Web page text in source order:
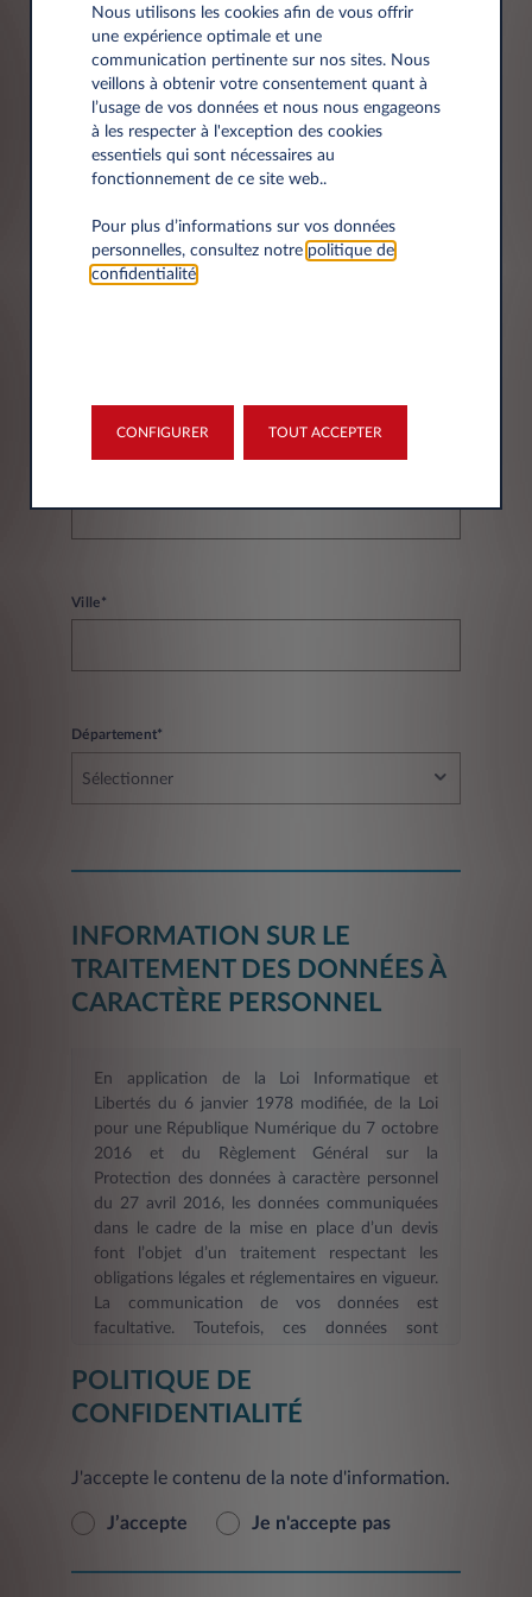
Société*
Ville*
Département*
Sélectionner
INFORMATION SUR LE
TRAITEMENT DES DONNÉES À
CARACTÈRE PERSONNEL
En application de la Loi Informatique et
Libertés du 6 janvier 1978 modifiée, de la Loi
pour une République Numérique du 7 octobre
2016 et du Règlement Général sur la
Protection des données à caractère personnel
du 27 avril 2016, les données communiquées
dans le cadre de la mise en place d’un devis
font l’objet d’un traitement respectant les
obligations légales et réglementaires en vigueur.
La communication de vos données est
facultative. Toutefois, ces données sont
d’information et/ou de devis en ligne. La durée
de validité des informations fournies est de six
mois
. Les informations indispensables à
demande d’information et/ou constituer votre
signalées par un astérisque. En l’absence de ces
pas être pris en compte et vous ne pourrez pas
POLITIQUE DE
CONFIDENTIALITÉ
J'accepte le contenu de la note d'information.
J’accepte Je n'accepte pas
Nous utilisons les cookies afin de vous offrir
une expérience optimale et une
communication pertinente sur nos sites. Nous
veillons à obtenir votre consentement quant à
l’usage de vos données et nous nous engageons
à les respecter à l'exception des cookies
essentiels qui sont nécessaires au
fonctionnement de ce site web..
Pour plus d’informations sur vos données
personnelles, consultez notre politique de
confidentialité.
CONFIGURER TOUT ACCEPTER